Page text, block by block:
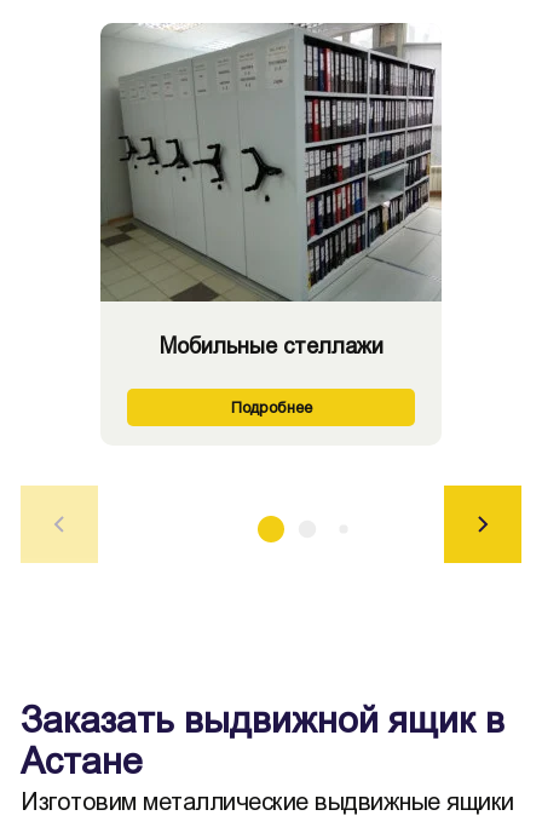
Мобильные стеллажи
Подробнее
Заказать выдвижной ящик в
Астане
Изготовим металлические выдвижные ящики